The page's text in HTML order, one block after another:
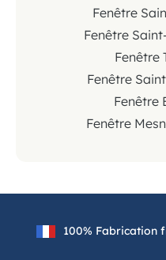
Fenêtre
Fenêtre
Fenêtre
Fenêtre
Fenêtre
Fenêtre
100% Fabrication